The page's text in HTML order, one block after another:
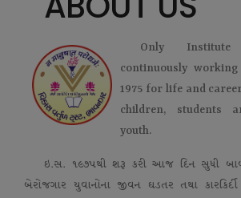
Only
continuously
1975 for life and
children, students
youth.
ઇ.સ. ૧૯૭૫થી શરૂ કરી આજ દિન સુધી
બેરોજગાર યુવાનોના જીવન ઘડતર તથા